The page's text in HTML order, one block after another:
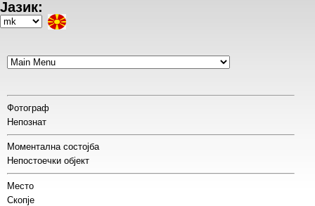
Skip
to
Јазик:
Select
Фотограф
Непознат
Моментална состојба
Непостоечки објект
Место
Скопје